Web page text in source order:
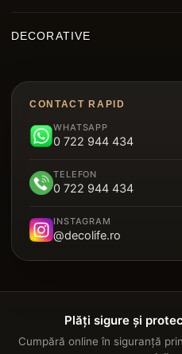
Panouri Decorative Cristal Carbon
Parchet SPC
Garduri
DECORATIVE
Brâu Decorative Duropolimer
Riflaje Polimer
Panou Sandwich Decorativ
CONTACT RAPID
WHATSAPP
0 722 944 434
TELEFON
0 722 944 434
INSTAGRAM
@decolife.ro
Plăți sigure și
Cumpără online în siguranță